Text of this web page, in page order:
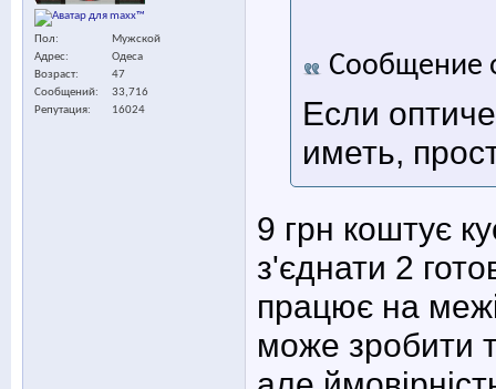
Пол
Мужской
Адрес
Одеса
Возраст
47
Сообщений
33,716
Репутация
16024
Сообщение
Если
иметь,
9 грн коштує
з'єднати 2
працює на
може зробити